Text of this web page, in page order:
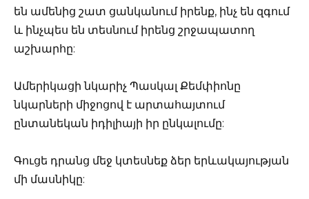
են ամենից շատ ցանկանում իրենք, ինչ են զգում
և ինչպես են տեսնում իրենց շրջապատող
աշխարհը:
Ամերիկացի նկարիչ Պասկալ Քեմփիոնը
նկարների միջոցով է արտահայտում
ընտանեկան իդիլիայի իր ընկալումը:
Գուցե դրանց մեջ կտեսնեք ձեր երևակայության
մի մասնիկը: